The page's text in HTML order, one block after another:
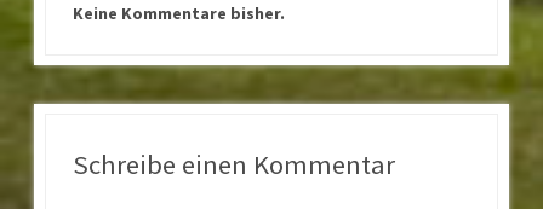
Keine Kommentare bisher.
Schreibe einen Kommentar